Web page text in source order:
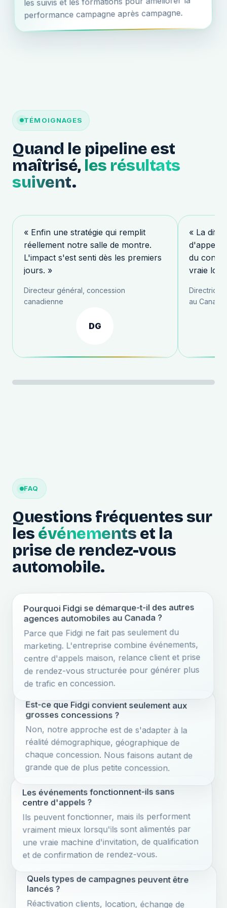
performance campagne après campagne.
TÉMOIGNAGES
Quand le pipeline est
maîtrisé, les résultats
suivent.
« Enfin une stratégie qui remplit
réellement notre salle de montre.
L'impact s'est senti dès les premiers
jours. »
Directeur général, concession
canadienne
DG
« La
d'appels
du
vraie
Directrice
au Canada
FAQ
Questions fréquentes sur
les événements et la
prise de rendez-vous
automobile.
Pourquoi Fidgi se démarque-t-il des autres
agences automobiles au Canada ?
Parce que Fidgi ne fait pas seulement du
marketing. L'entreprise combine événements,
centre d'appels maison, relance client et prise
de rendez-vous structurée pour générer plus
de trafic en concession.
Est-ce que Fidgi convient seulement aux
grosses concessions ?
Non, notre approche est de s'adapter à la
réalité démographique, géographique de
chaque concession. Nous faisons autant de
grande que de plus petite concession.
Les événements fonctionnent-ils sans
centre d'appels ?
Ils peuvent fonctionner, mais ils performent
vraiment mieux lorsqu'ils sont alimentés par
une vraie machine d'invitation, de qualification
et de confirmation de rendez-vous.
Quels types de campagnes peuvent être
lancés ?
Réactivation clients, location, échange de
véhicule, service inactif, fidélisation,
reconquête, événements spéciaux et